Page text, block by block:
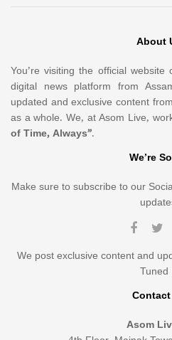
About
You’re visiting the official
digital news platform from
updated and exclusive content
as a whole. We, at Asom Live,
of Time, Always”.
We’re
Make sure to subscribe to our
We post exclusive content and
Tuned
Asom